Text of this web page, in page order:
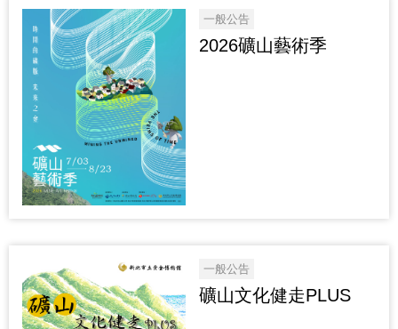
一般公告
2026礦山藝術季
一般公告
礦山文化健走PLUS